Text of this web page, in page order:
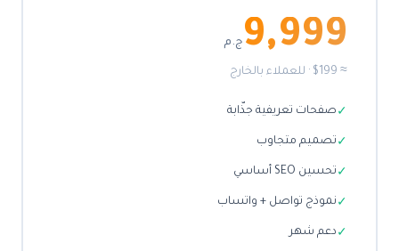
9,999 ج.م
≈ $199 · للعملاء بالخارج
✓ صفحات تعريفية جذّابة
✓ تصميم متجاوب
✓ تحسين SEO أساسي
✓ نموذج تواصل + واتساب
✓ دعم شهر